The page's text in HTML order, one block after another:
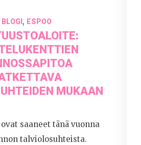
BLOGI , ESPOO
MUKAAN
saaneet tänä vuonna
talviolosuhteista.